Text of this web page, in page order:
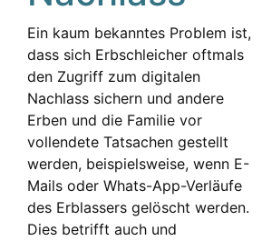
Ein kaum bekanntes Problem ist,
dass sich Erbschleicher oftmals
den Zugriff zum digitalen
Nachlass sichern und andere
Erben und die Familie vor
vollendete Tatsachen gestellt
werden, beispielsweise, wenn E-
Mails oder Whats-App-Verläufe
des Erblassers gelöscht werden.
Dies betrifft auch und